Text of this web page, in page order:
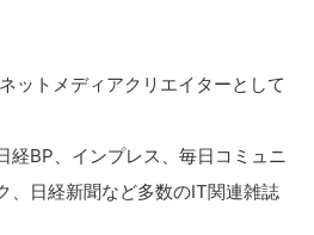
ットメディアクリエイターとして
BP、インプレス、毎日コミュニ
、日経新聞など多数のIT関連雑誌